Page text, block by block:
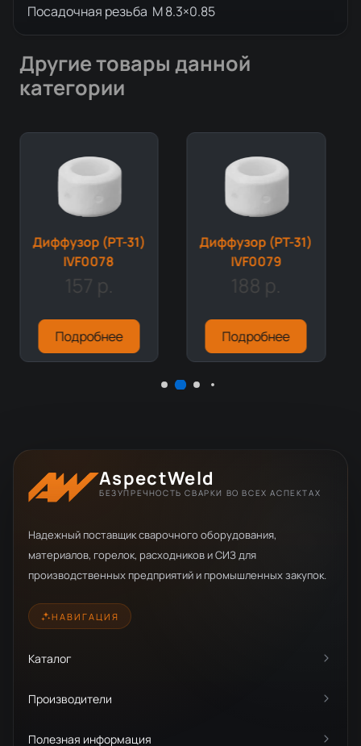
Посадочная резьба М 8.3×0.85
Другие товары данной
категории
Диффузор (PT-31)
IVF0078
157 р.
Подробнее
Диффузор (PT-31)
IVF0079
188 р.
Подробнее
AspectWeld
БЕЗУПРЕЧНОСТЬ СВАРКИ ВО ВСЕХ АСПЕКТАХ
Надежный поставщик сварочного оборудования,
материалов, горелок, расходников и СИЗ для
производственных предприятий и промышленных закупок.
НАВИГАЦИЯ
Каталог
Производители
Полезная информация